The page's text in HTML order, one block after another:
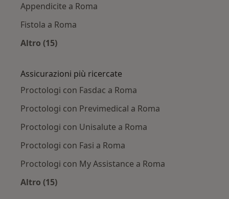
Appendicite a Roma
Fistola a Roma
Altro (15)
Assicurazioni più ricercate
Proctologi con Fasdac a Roma
Proctologi con Previmedical a Roma
Proctologi con Unisalute a Roma
Proctologi con Fasi a Roma
Proctologi con My Assistance a Roma
Altro (15)